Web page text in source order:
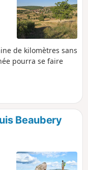
de kilomètres sans
pourra se faire
Beaubery